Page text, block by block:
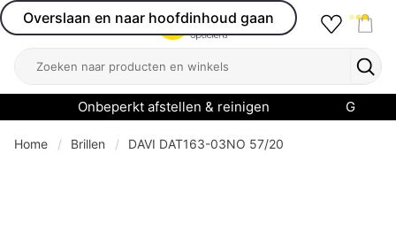
Overslaan en naar hoofdinhoud gaan
Open menu
Zoeken
Onbeperkt afstellen & reinigen
Home Brillen DAVI DAT163-03NO 57/20